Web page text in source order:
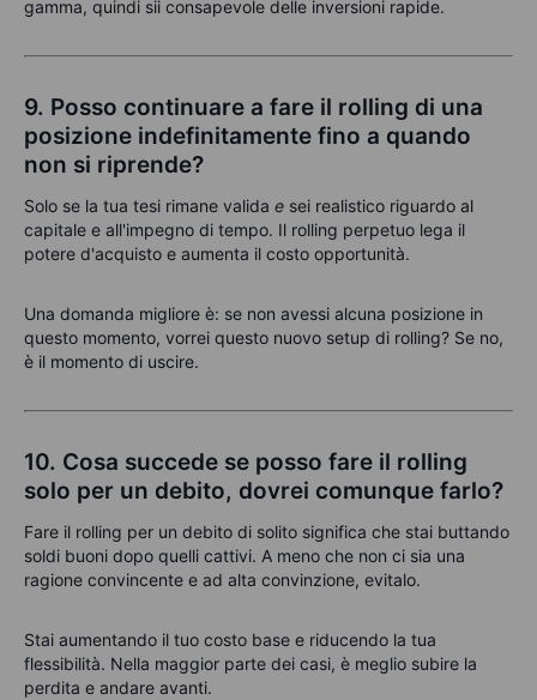
gamma, quindi sii consapevole delle inversioni rapide.
9. Posso continuare a fare il rolling di una
posizione indefinitamente fino a quando
non si riprende?
Solo se la tua tesi rimane valida e sei realistico riguardo al
capitale e all'impegno di tempo. Il rolling perpetuo lega il
potere d'acquisto e aumenta il costo opportunità.
Una domanda migliore è: se non avessi alcuna posizione in
questo momento, vorrei questo nuovo setup di rolling? Se no,
è il momento di uscire.
10. Cosa succede se posso fare il rolling
solo per un debito, dovrei comunque farlo?
Fare il rolling per un debito di solito significa che stai buttando
soldi buoni dopo quelli cattivi. A meno che non ci sia una
ragione convincente e ad alta convinzione, evitalo.
Stai aumentando il tuo costo base e riducendo la tua
flessibilità. Nella maggior parte dei casi, è meglio subire la
perdita e andare avanti.